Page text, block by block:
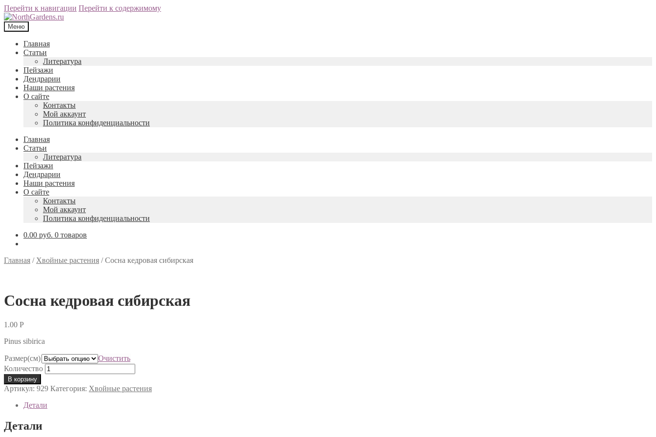
Перейти к навигации Перейти к содержимому
Меню
Главная
Статьи
Литература
Пейзажи
Дендрарии
Наши растения
О сайте
Контакты
Мой аккаунт
Политика конфиденциальности
Главная
Статьи
Литература
Пейзажи
Дендрарии
Наши растения
О сайте
Контакты
Мой аккаунт
Политика конфиденциальности
0.00 руб. 0 товаров
Главная / Хвойные растения /Сосна кедровая сибирская
Сосна кедровая сибирская
1.00 Р
Pinus sibirica
Размер(см)
Очистить
Количество
В корзину
Артикул: 929 Категория: Хвойные растения
Детали
Детали